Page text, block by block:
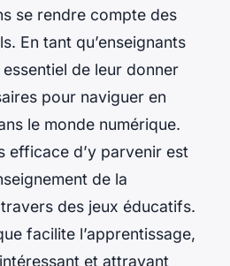
se rendre compte des
En tant qu’enseignants
de leur donner
pour naviguer en
le monde numérique.
efficace d’y parvenir est
de la
des jeux éducatifs.
facilite l’apprentissage,
et attrayant